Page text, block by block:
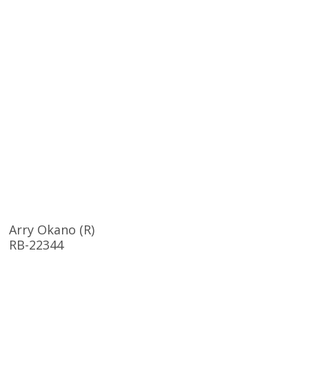
Arry Okano (R)
RB-22344